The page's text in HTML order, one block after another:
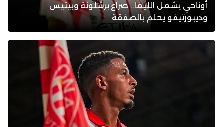
أوناحي يشعل الليغا.. صراع برشلونة وبيتيس
وديبورتيفو يحلم بالصفقة